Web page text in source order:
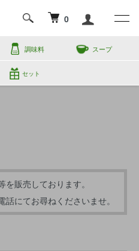
0
調味料 スープ
セット
販売しております。
にてお尋ねくださいませ。